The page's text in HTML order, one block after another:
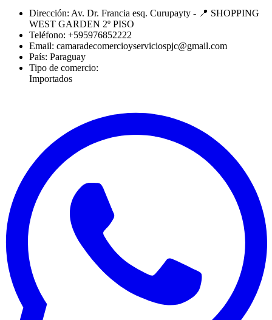
Dirección: Av. Dr. Francia esq. Curupayty - 📍 SHOPPING
WEST GARDEN 2º PISO
Teléfono: +595976852222
Email: camaradecomercioyserviciospjc@gmail.com
País: Paraguay
Tipo de comercio:
Importados